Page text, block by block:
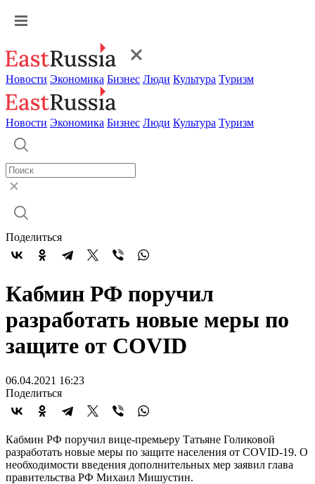
Новости Экономика Бизнес Люди Культура Туризм
Новости Экономика Бизнес Люди Культура Туризм
Поделиться
Кабмин РФ поручил
разработать новые меры по
защите от COVID
06.04.2021 16:23
Поделиться
Кабмин РФ поручил вице-премьеру Татьяне Голиковой
разработать новые меры по защите населения от COVID-19. О
необходимости введения дополнительных мер заявил глава
правительства РФ Михаил Мишустин.